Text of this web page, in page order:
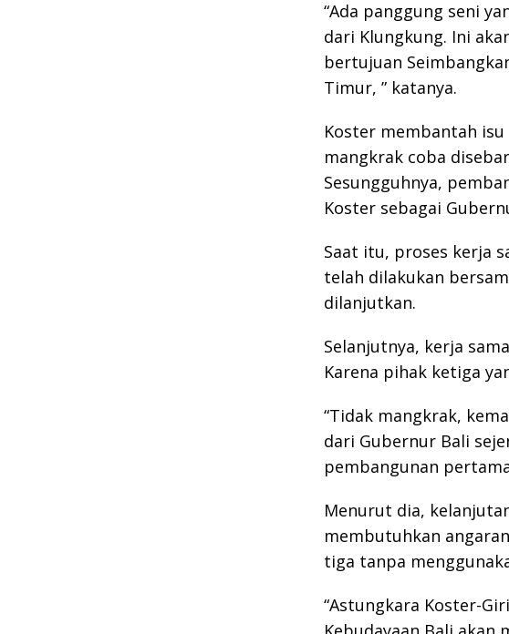
“Ada panggung seni
dari Klungkung. Ini
bertujuan
Timur, ” katanya.
Koster membantah isu
mangkrak coba
Sesungguhnya,
Koster sebagai
Saat itu, proses kerja
telah dilakukan
dilanjutkan.
Selanjutnya, kerja
Karena pihak ketiga
“Tidak mangkrak,
dari Gubernur Bali
pembangunan
Menurut dia,
membutuhkan
tiga tanpa
“Astungkara Koster-